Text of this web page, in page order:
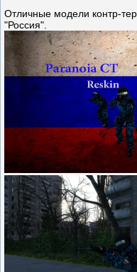
Отличные модели контр-
"Россия".